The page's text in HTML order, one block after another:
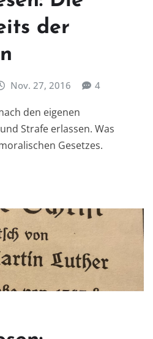
der
Nov. 27, 2016 4
den eigenen
Strafe erlassen. Was
Gesetzes.